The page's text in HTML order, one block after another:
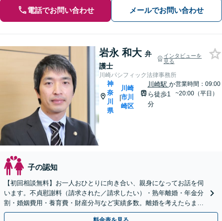
電話でお問い合わせ メールでお問い合わせ
岩永 和大 弁
護士
インタビューを
見る
川崎パシフィック法律事務所
神
奈
川
県
|
川崎
市川
崎区
川崎駅 か
ら徒歩1
分
営業時間：09:00
~20:00（平日）
子の認知
【初回相談無料】お一人おひとりに向き合い、親身になってお話を伺
います。不貞慰謝料（請求された／請求したい）・熟年離婚・年金分
割・婚姻費用・養育費・財産分与など実績多数。離婚を考えたらまず
は弁護士にご相談ください。【川崎駅徒歩1分】